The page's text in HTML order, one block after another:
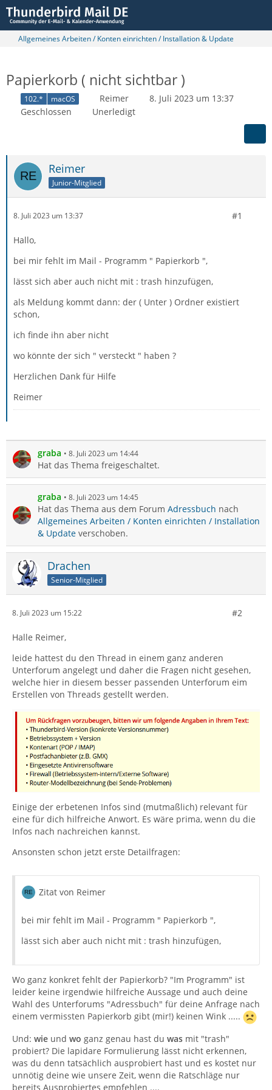
Allgemeines Arbeiten / Konten einrichten / Installation & Update
Papierkorb ( nicht sichtbar )
102.* macOS Reimer
8. Juli 2023 um 13:37
Geschlossen
Unerledigt
Reimer
Junior-Mitglied
8. Juli 2023 um 13:37 #1
Hallo,
bei mir fehlt im Mail - Programm " Papierkorb ",
lässt sich aber auch nicht mit : trash hinzufügen,
als Meldung kommt dann: der ( Unter ) Ordner existiert
schon,
ich finde ihn aber nicht
wo könnte der sich " versteckt " haben ?
Herzlichen Dank für Hilfe
Reimer
graba 8. Juli 2023 um 14:44
Hat das Thema freigeschaltet.
graba 8. Juli 2023 um 14:45
Hat das Thema aus dem Forum Adressbuch nach
Allgemeines Arbeiten / Konten einrichten / Installation
& Update verschoben.
Drachen
Senior-Mitglied
8. Juli 2023 um 15:22 #2
Halle Reimer,
leide hattest du den Thread in einem ganz anderen
Unterforum angelegt und daher die Fragen nicht gesehen,
welche hier in diesem besser passenden Unterforum eim
Erstellen von Threads gestellt werden.
Einige der erbetenen Infos sind (mutmaßlich) relevant für
eine für dich hilfreiche Anwort. Es wäre prima, wenn du die
Infos nach nachreichen kannst.
Ansonsten schon jetzt erste Detailfragen:
Zitat von Reimer
bei mir fehlt im Mail - Programm " Papierkorb ",
lässt sich aber auch nicht mit : trash hinzufügen,
Wo ganz konkret fehlt der Papierkorb? "Im Programm" ist
leider keine irgendwie hilfreiche Aussage und auch deine
Wahl des Unterforums "Adressbuch" für deine Anfrage nach
einem vermissten Papierkorb gibt (mir!) keinen Wink .....
Und: wie und wo ganz genau hast du was mit "trash"
probiert? Die lapidare Formulierung lässt nicht erkennen,
was du denn tatsächlich ausprobiert hast und es kostet nur
unnötig deine wie unsere Zeit, wenn die Ratschläge nur
bereits Ausprobiertes empfehlen ....